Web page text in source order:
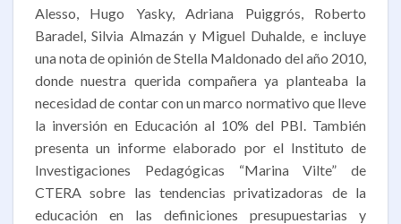
Alesso, Hugo Yasky, Adriana Puiggrós, Roberto
Baradel, Silvia Almazán y Miguel Duhalde, e incluye
una nota de opinión de Stella Maldonado del año 2010,
donde nuestra querida compañera ya planteaba la
necesidad de contar con un marco normativo que lleve
la inversión en Educación al 10% del PBI. También
presenta un informe elaborado por el Instituto de
Investigaciones Pedagógicas “Marina Vilte” de
CTERA sobre las tendencias privatizadoras de la
educación en las definiciones presupuestarias y